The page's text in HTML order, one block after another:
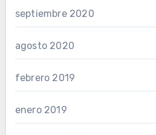
septiembre 2020
agosto 2020
febrero 2019
enero 2019